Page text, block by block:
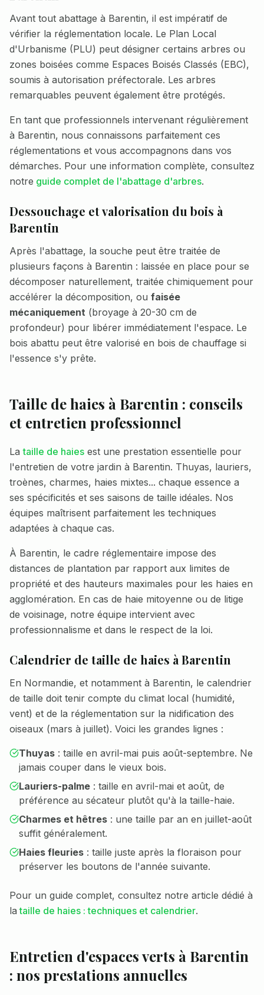
Avant tout abattage à Barentin, il est impératif de
vérifier la réglementation locale. Le Plan Local
d'Urbanisme (PLU) peut désigner certains arbres ou
zones boisées comme Espaces Boisés Classés (EBC),
soumis à autorisation préfectorale. Les arbres
remarquables peuvent également être protégés.
En tant que professionnels intervenant régulièrement
à Barentin, nous connaissons parfaitement ces
réglementations et vous accompagnons dans vos
démarches. Pour une information complète, consultez
notre guide complet de l'abattage d'arbres.
Dessouchage et valorisation du bois à
Barentin
Après l'abattage, la souche peut être traitée de
plusieurs façons à Barentin : laissée en place pour se
décomposer naturellement, traitée chimiquement pour
accélérer la décomposition, ou faisée
mécaniquement (broyage à 20-30 cm de
profondeur) pour libérer immédiatement l'espace. Le
bois abattu peut être valorisé en bois de chauffage si
l'essence s'y prête.
Taille de haies à Barentin : conseils
et entretien professionnel
Lataille de haies est une prestation essentielle pour
l'entretien de votre jardin à Barentin. Thuyas, lauriers,
troènes, charmes, haies mixtes... chaque essence a
ses spécificités et ses saisons de taille idéales. Nos
équipes maîtrisent parfaitement les techniques
adaptées à chaque cas.
À Barentin, le cadre réglementaire impose des
distances de plantation par rapport aux limites de
propriété et des hauteurs maximales pour les haies en
agglomération. En cas de haie mitoyenne ou de litige
de voisinage, notre équipe intervient avec
professionnalisme et dans le respect de la loi.
Calendrier de taille de haies à Barentin
En Normandie, et notamment à Barentin, le calendrier
de taille doit tenir compte du climat local (humidité,
vent) et de la réglementation sur la nidification des
oiseaux (mars à juillet). Voici les grandes lignes :
Thuyas : taille en avril-mai puis août-septembre. Ne
jamais couper dans le vieux bois.
Lauriers-palme : taille en avril-mai et août, de
préférence au sécateur plutôt qu'à la taille-haie.
Charmes et hêtres : une taille par an en juillet-août
suffit généralement.
Haies fleuries : taille juste après la floraison pour
préserver les boutons de l'année suivante.
Pour un guide complet, consultez notre article dédié à
la taille de haies : techniques et calendrier.
Entretien d'espaces verts à Barentin
: nos prestations annuelles